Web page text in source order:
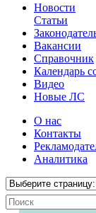
Новости
Статьи
Вакансии
Справочник
Календарь
Видео
Новые ЛС
О нас
Контакты
Аналитика